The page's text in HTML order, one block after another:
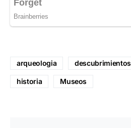
arqueologia descubrimientos
historia Museos